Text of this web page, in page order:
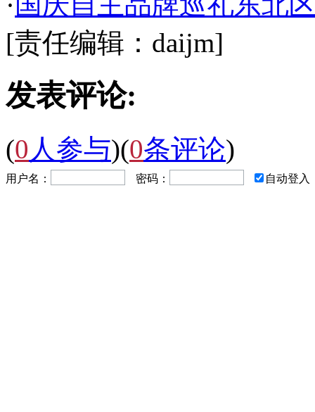
[责任编辑：daijm]
发表评论:
(0 人参与)(0条评论)
用户名： 密码： 自动登入